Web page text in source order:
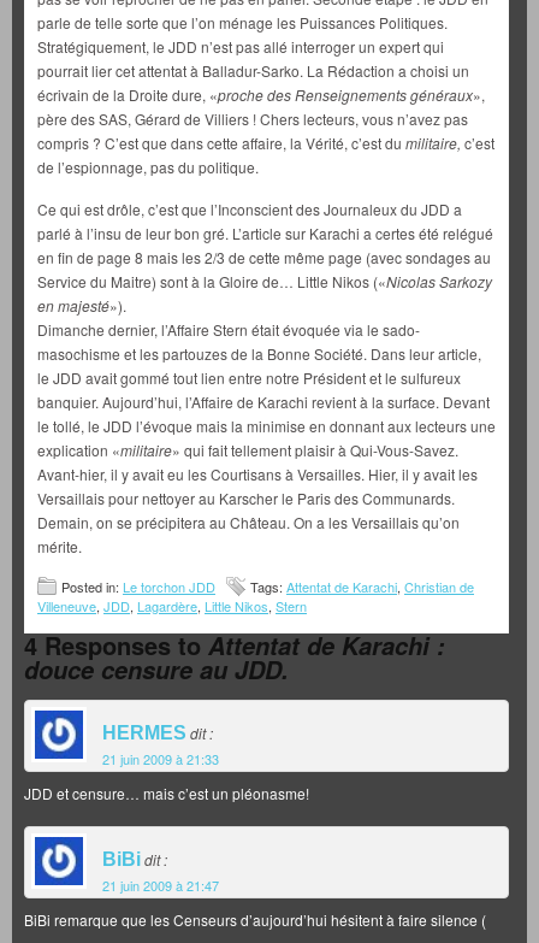
parle de telle sorte que l’on ménage les Puissances Politiques.
Stratégiquement, le JDD n’est pas allé interroger un expert qui
pourrait lier cet attentat à Balladur-Sarko. La Rédaction a choisi un
écrivain de la Droite dure, «proche des Renseignements généraux»,
père des SAS, Gérard de Villiers ! Chers lecteurs, vous n’avez pas
compris ? C’est que dans cette affaire, la Vérité, c’est du militaire, c’est
de l’espionnage, pas du politique.
Ce qui est drôle, c’est que l’Inconscient des Journaleux du JDD a
parlé à l’insu de leur bon gré. L’article sur Karachi a certes été relégué
en fin de page 8 mais les 2/3 de cette même page (avec sondages au
Service du Maitre) sont à la Gloire de… Little Nikos («Nicolas Sarkozy
en majesté»).
Dimanche dernier, l’Affaire Stern était évoquée via le sado-
masochisme et les partouzes de la Bonne Société. Dans leur article,
le JDD avait gommé tout lien entre notre Président et le sulfureux
banquier. Aujourd’hui, l’Affaire de Karachi revient à la surface. Devant
le tollé, le JDD l’évoque mais la minimise en donnant aux lecteurs une
explication «militaire» qui fait tellement plaisir à Qui-Vous-Savez.
Avant-hier, il y avait eu les Courtisans à Versailles. Hier, il y avait les
Versaillais pour nettoyer au Karscher le Paris des Communards.
Demain, on se précipitera au Château. On a les Versaillais qu’on
mérite.
Posted in: Le torchon JDD Tags: Attentat de Karachi, Christian de
Villeneuve, JDD, Lagardère, Little Nikos, Stern
4 Responses toAttentat de Karachi :
douce censure au JDD.
HERMES dit :
21 juin 2009 à 21:33
JDD et censure… mais c’est un pléonasme!
BiBidit :
21 juin 2009 à 21:47
BiBi remarque que les Censeurs d’aujourd’hui hésitent à faire silence (